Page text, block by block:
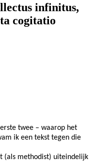
infinitus,
cogitatio
twee – waarop het
ik een tekst tegen die
(als methodist) uiteindelijk